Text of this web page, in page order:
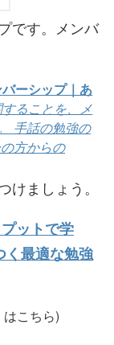
です。メンバ
ーシップ｜あ
ることを、メ
手話の勉強の
方からの
ましょう。
ットで学
く最適な勉強
こちら)